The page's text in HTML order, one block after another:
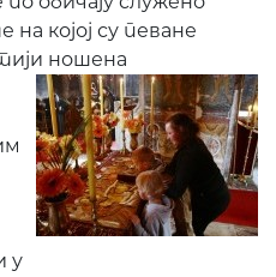
којој су певане
ношена
у